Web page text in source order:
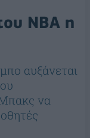
NBA η
αυξάνεται
να